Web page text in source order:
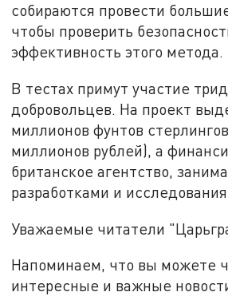
собираются провести
чтобы проверить
эффективность этого метода.
В тестах примут участие
добровольцев. На проект
миллионов фунтов
миллионов рублей), а
британское агентство,
разработками и
Уважаемые читатели
Напоминаем, что вы можете
интересные и важные